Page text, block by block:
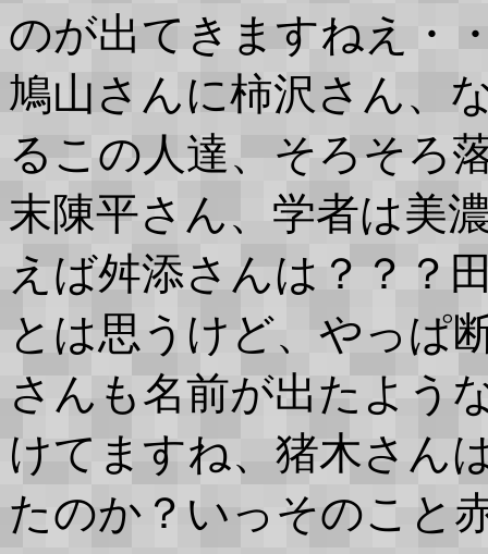
のが出てきますねえ・
鳩山さんに柿沢さん、
るこの人達、そろそろ
末陳平さん、学者は美
えば舛添さんは？？？
とは思うけど、やっぱ
さんも名前が出たよう
けてますね、猪木さん
たのか？いっそのこと